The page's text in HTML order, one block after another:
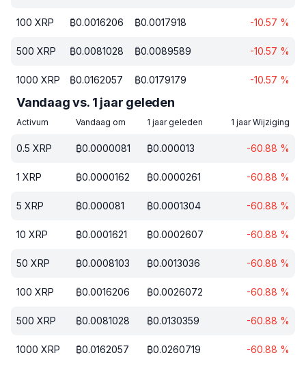
100 XRP ₿0.0016206 ₿0.0017918 -10.57 %
500 XRP ₿0.0081028 ₿0.0089589 -10.57 %
1000 XRP ₿0.0162057 ₿0.0179179 -10.57 %
Vandaag vs. 1 jaar geleden
Activum Vandaag om 1 jaar geleden 1 jaar Wijziging
0.5 XRP ₿0.0000081 ₿0.000013 -60.88 %
1 XRP ₿0.0000162 ₿0.0000261 -60.88 %
5 XRP ₿0.000081 ₿0.0001304 -60.88 %
10 XRP ₿0.0001621 ₿0.0002607 -60.88 %
50 XRP ₿0.0008103 ₿0.0013036 -60.88 %
100 XRP ₿0.0016206 ₿0.0026072 -60.88 %
500 XRP ₿0.0081028 ₿0.0130359 -60.88 %
1000 XRP ₿0.0162057 ₿0.0260719 -60.88 %